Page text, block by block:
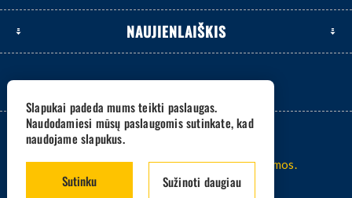
NAUJIENLAIŠKIS
2026 www.eksetas.lt. Visos teisės saugomos.
Sistema -nopCommerce
Slapukai padeda mums teikti paslaugas.
Naudodamiesi mūsų paslaugomis sutinkate, kad
naudojame slapukus.
Sutinku Sužinoti daugiau